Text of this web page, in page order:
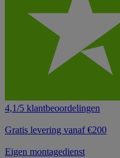
4,1/5 klantbeoordelingen
Gratis levering vanaf €200
Eigen montagedienst